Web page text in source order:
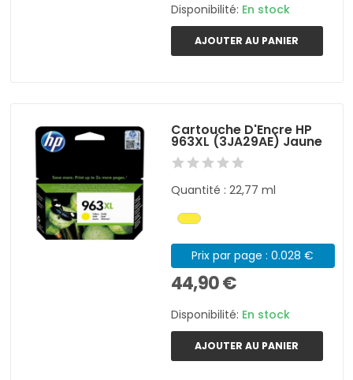
Disponibilité: En stock
AJOUTER AU PANIER
Cartouche D'Encre HP
963XL (3JA29AE) Jaune
Quantité : 22,77 ml
Prix par page : 0.028 €
44,90 €
Disponibilité: En stock
AJOUTER AU PANIER